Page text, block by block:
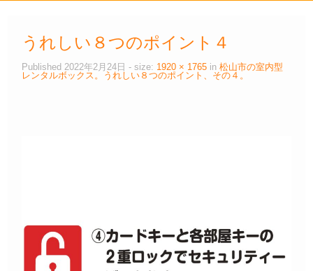
うれしい８つのポイント４
Published 2022年2月24日 - size: 1920 × 1765 in 松山市の室内型
レンタルボックス。うれしい８つのポイント、その４。